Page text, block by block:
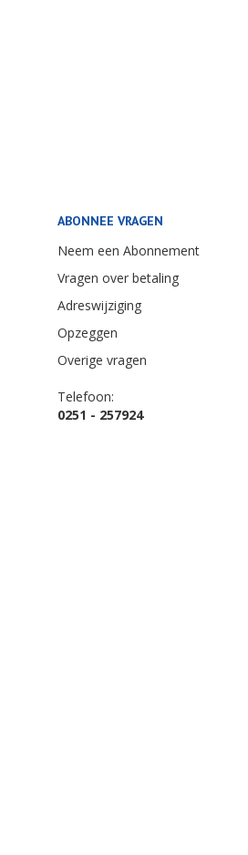
ABONNEE VRAGEN
Neem een Abonnement
Vragen over betaling
Adreswijziging
Opzeggen
Overige vragen
Telefoon:
0251 - 257924